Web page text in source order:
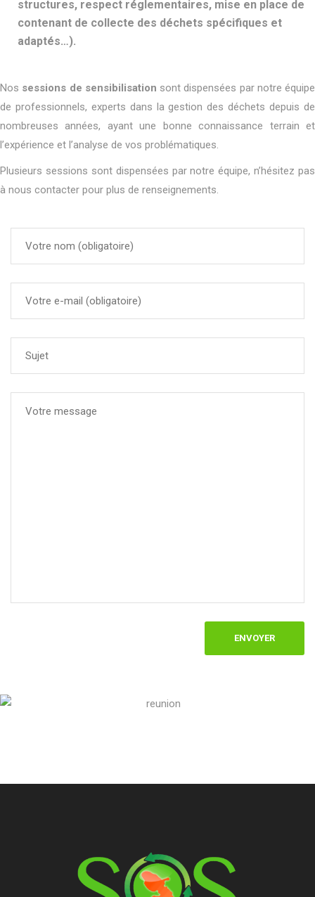
structures, respect réglementaires, mise en place de
contenant de collecte des déchets spécifiques et
adaptés…).
Nos sessions de sensibilisation sont dispensées par notre équipe
de professionnels, experts dans la gestion des déchets depuis de
nombreuses années, ayant une bonne connaissance terrain et
l’expérience et l’analyse de vos problématiques.
Plusieurs sessions sont dispensées par notre équipe, n’hésitez pas
à nous contacter pour plus de renseignements.
ENVOYER